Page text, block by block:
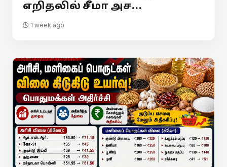
எறிதலில் சீமா அச...
1 week ago